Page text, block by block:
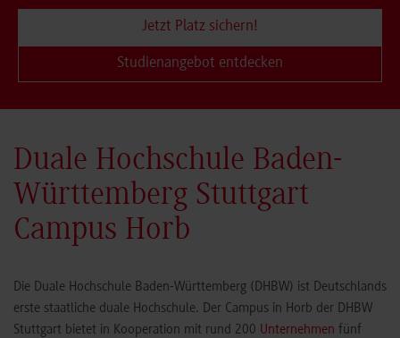
Jetzt Platz sichern!
Studienangebot entdecken
Duale Hochschule Baden-
Württemberg Stuttgart
Campus Horb
Die Duale Hochschule Baden-Württemberg (DHBW) ist Deutschlands
erste staatliche duale Hochschule. Der Campus in Horb der DHBW
Stuttgart bietet in Kooperation mit rund 200 Unternehmen fünf